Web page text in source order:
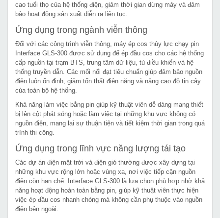
cao tuổi thọ của hệ thống điện, giảm thời gian dừng máy và đảm
bảo hoạt động sản xuất diễn ra liên tục.
Ứng dụng trong ngành viễn thông
Đối với các công trình viễn thông, máy ép cos thủy lực chạy pin
Interface GLS-300 được sử dụng để ép đầu cos cho các hệ thống
cấp nguồn tại trạm BTS, trung tâm dữ liệu, tủ điều khiển và hệ
thống truyền dẫn. Các mối nối đạt tiêu chuẩn giúp đảm bảo nguồn
điện luôn ổn định, giảm tổn thất điện năng và nâng cao độ tin cậy
của toàn bộ hệ thống.
Khả năng làm việc bằng pin giúp kỹ thuật viên dễ dàng mang thiết
bị lên cột phát sóng hoặc làm việc tại những khu vực không có
nguồn điện, mang lại sự thuận tiện và tiết kiệm thời gian trong quá
trình thi công.
Ứng dụng trong lĩnh vực năng lượng tái tạo
Các dự án điện mặt trời và điện gió thường được xây dựng tại
những khu vực rộng lớn hoặc vùng xa, nơi việc tiếp cận nguồn
điện còn hạn chế. Interface GLS-300 là lựa chọn phù hợp nhờ khả
năng hoạt động hoàn toàn bằng pin, giúp kỹ thuật viên thực hiện
việc ép đầu cos nhanh chóng mà không cần phụ thuộc vào nguồn
điện bên ngoài.